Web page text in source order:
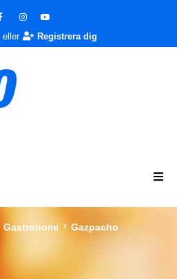
eller Registrera dig
Gastronomi Gazpacho